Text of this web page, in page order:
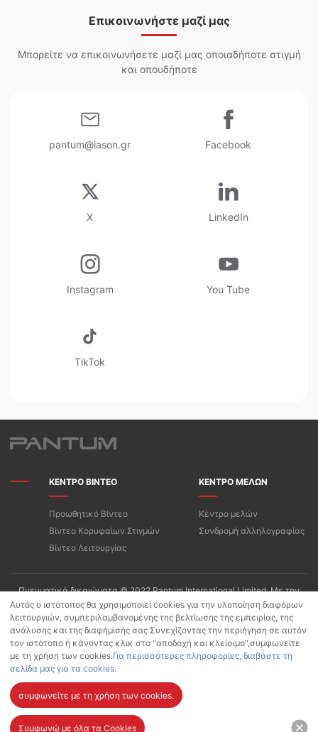
Επικοινωνήστε μαζί μας
Μπορείτε να επικοινωνήσετε μαζί μας οποιαδήποτε στιγμή
και οπουδήποτε
pantum@iason.gr Facebook
X LinkedIn
Instagram You Tube
TikTok
ΚΕΝΤΡΟ ΒΙΝΤΕΟ
Προωθητικό Βίντεο
Βίντεο Κορυφαίων Στιγμών
Βίντεο Λειτουργίας
ΚΕΝΤΡΟ ΜΕΛΩΝ
Κέντρο μελών
Συνδρομή αλληλογραφίας
Πνευματικά δικαιώματα © 2022 Pantum International Limited. Με την
επιφύλαξη παντός δικαιώματος
Όροι Χρήσης/Πολιτική Απορρήτου της «PANTUM»
Πολιτική προστασίας προσωπικών δεδομένων για Pantum App
Πολιτική Cookies
Αυτός ο ιστότοπος θα χρησιμοποιεί cookies για την υλοποίηση διαφόρων
λειτουργιών, συμπεριλαμβανομένης της βελτίωσης της εμπειρίας, της
ανάλυσης και της διαφήμισής σας Συνεχίζοντας την περιήγηση σε αυτόν
τον ιστότοπο ή κάνοντας κλικ στο "αποδοχή και κλείσιμο",συμφωνείτε
με τη χρήση των cookies.Για περισσότερες πληροφορίες, διαβάστε τη
σελίδα μας για τα cookies.
συμφωνείτε με τη χρήση των cookies.
Συμφωνώ με όλα τα Cookies